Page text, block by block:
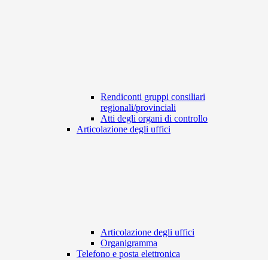
Rendiconti gruppi consiliari
regionali/provinciali
Atti degli organi di controllo
Articolazione degli uffici
Articolazione degli uffici
Organigramma
Telefono e posta elettronica